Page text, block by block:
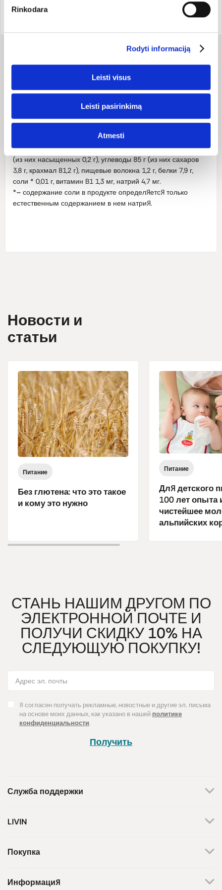
Rinkodara
Rodyti informaciją
Leisti visus
Leisti pasirinkimą
Atmesti
Страна бренда:
MV30
400630345100
Состав: 94.5% манная крупа рисовая *, банановые хлопья
5,5% *, витамин В1.
с органических ферм.
Пищевая ценность (100 г) - 1613 кДж / 380 ккал: жиры 0,7 г
(из них насыщенных 0,2 г), углеводы 85 г (из них сахаров
3,8 г, крахмал 81,2 г), пищевые волокна 1,2 г, белки 7,9 г,
соли * 0,01 г, витамин B1 1,3 мг, натрий 4,7 мг.
*– содержание соли в продукте определяется только
естественным содержанием в нем натрия.
Новости и
статьи
Питание
Без глютена: что это такое
и кому это нужно
Питание
Для детского
100 лет опыта
чистейшее
альпийских
СТАНЬ НАШИМ ДРУГОМ ПО
ЭЛЕКТРОННОЙ ПОЧТЕ И
ПОЛУЧИ СКИДКУ 10% НА
СЛЕДУЮЩУЮ ПОКУПКУ!
Я согласен получать рекламные, новостные и другие эл. письма
на основе моих данных, как указано в нашей политике
конфиденциальности.
Получить
Служба поддержки
Написать запрос
Мы работаем по будням.
LIVIN
Контакты
Бренды
Покупка
Доставка
Информация